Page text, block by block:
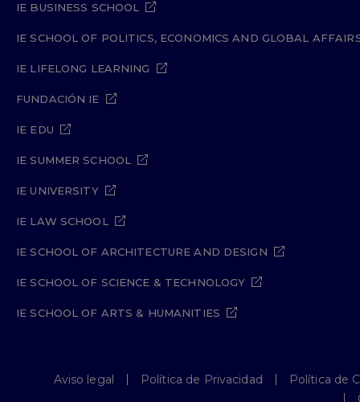
IE BUSINESS SCHOOL
IE SCHOOL OF POLITICS, ECONOMICS AND GLOBAL
IE LIFELONG LEARNING
FUNDACIÓN IE
IE EDU
IE SUMMER SCHOOL
IE UNIVERSITY
IE LAW SCHOOL
IE SCHOOL OF ARCHITECTURE AND DESIGN
IE SCHOOL OF SCIENCE & TECHNOLOGY
IE SCHOOL OF ARTS & HUMANITIES
Aviso legal Política de Privacidad
Política de